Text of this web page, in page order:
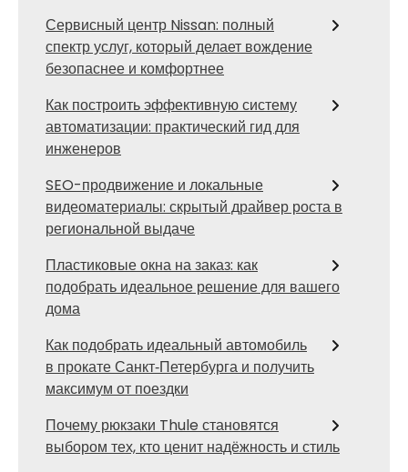
Сервисный центр Nissan: полный
спектр услуг, который делает вождение
безопаснее и комфортнее
Как построить эффективную систему
автоматизации: практический гид для
инженеров
SEO-продвижение и локальные
видеоматериалы: скрытый драйвер роста в
региональной выдаче
Пластиковые окна на заказ: как
подобрать идеальное решение для вашего
дома
Как подобрать идеальный автомобиль
в прокате Санкт‑Петербурга и получить
максимум от поездки
Почему рюкзаки Thule становятся
выбором тех, кто ценит надёжность и стиль